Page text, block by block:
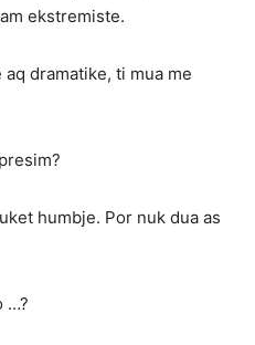
ekstremiste.
dramatike, ti mua me
humbje. Por nuk dua as
…?